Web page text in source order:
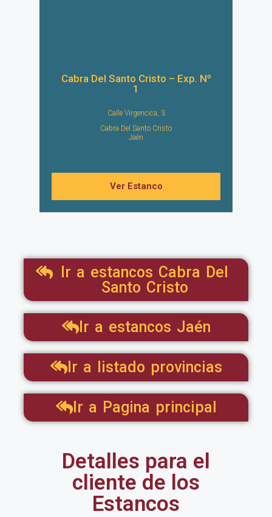
Cabra Del Santo Cristo – Exp. Nº
1
Calle Virgencica, 3
Cabra Del Santo Cristo
Jaén
Ver Estanco
Ir a estancos Cabra Del
Santo Cristo
Ir a estancos Jaén
Ir a listado provincias
Ir a Pagina principal
Detalles para el
cliente de los
Estancos